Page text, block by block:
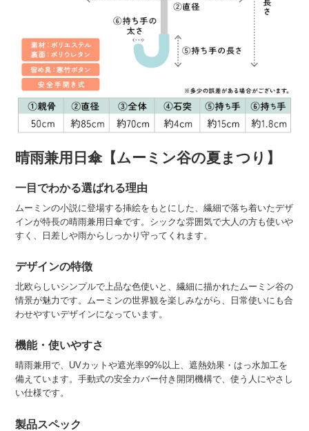
晴雨兼用日傘【ムーミン谷の夏まつり】
一目でわかる選ばれる理由
ムーミンの小説に登場する挿絵をもとにした、繊細で落ち着いたデザ
インが特長の晴雨兼用日傘です。シックな雰囲気で大人の方も使いや
すく、日差しや雨からしっかり守ってくれます。
デザインの特徴
北欧らしいシンプルで上品な色使いと、繊細に描かれたムーミン谷の
情景が魅力です。ムーミンの世界観を楽しみながら、日常使いにも合
わせやすいデザインになっています。
機能・使いやすさ
晴雨兼用で、UVカットや遮光率99%以上、遮熱効果・はっ水加工を
備えています。手動式の安全カバー付き開閉機構で、使う人にやさし
い仕様です。
製品スペック